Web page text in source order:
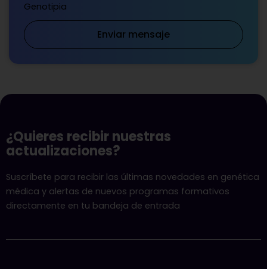
Genotipia
Enviar mensaje
¿Quieres recibir nuestras
actualizaciones?
Suscríbete para recibir las últimas novedades en genética
médica y alertas de nuevos programas formativos
directamente en tu bandeja de entrada